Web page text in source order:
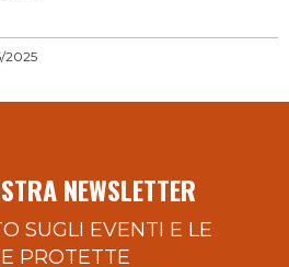
2025
NEWSLETTER
SUGLI EVENTI E LE
PROTETTE